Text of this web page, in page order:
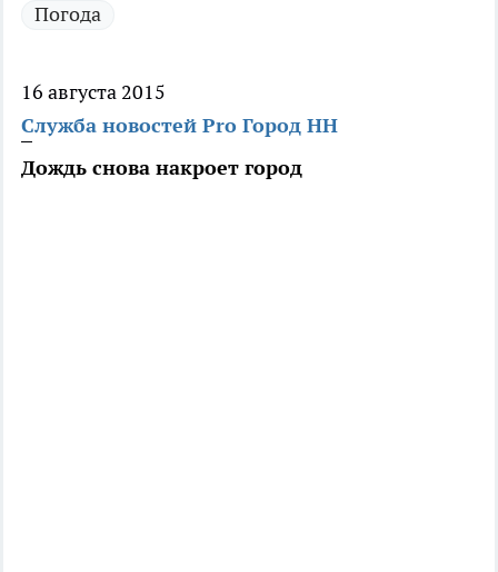
Погода
16 августа 2015
Служба новостей Pro Город НН
Дождь снова накроет город